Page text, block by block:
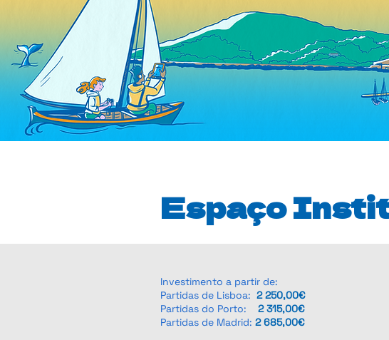
Espaço
Investimento a partir de:
Partidas de Lisboa: 2 250,00€
Partidas do Porto: 2 315,00€
Partidas de Madrid: 2 685,00€